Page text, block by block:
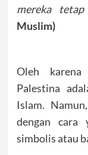
mereka tetap
Muslim)
Oleh karena
Palestina
Islam.
dengan cara
simbolis atau